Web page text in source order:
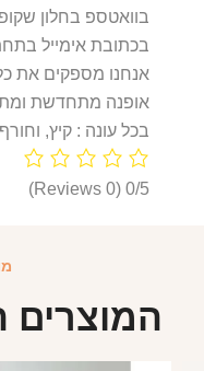
בוואטספ בחלון
בכתובת אימייל
אנחנו מספקים את
אופנה מתחדשת
בכל עונה : קיץ,
0/5
(0 Reviews)
המוצרים